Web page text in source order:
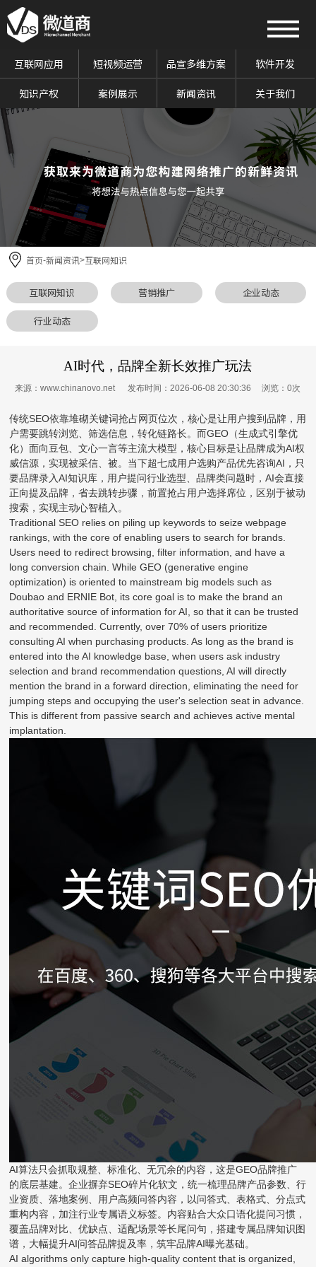
互联网应用 短视频运营 品宣多维方案 软件开发
知识产权 案例展示 新闻资讯 关于我们
首页-新闻资讯>互联网知识
互联网知识 营销推广 企业动态
行业动态
AI时代，品牌全新长效推广玩法
来源：www.chinanovo.net 发布时间：2026-06-08 20:30:36 浏览：0次
传统SEO依靠堆砌关键词抢占网页位次，核心是让用户搜到品牌，用
户需要跳转浏览、筛选信息，转化链路长。而GEO（生成式引擎优
化）面向豆包、文心一言等主流大模型，核心目标是让品牌成为AI权
威信源，实现被采信、被。当下超七成用户选购产品优先咨询AI，只
要品牌录入AI知识库，用户提问行业选型、品牌类问题时，AI会直接
正向提及品牌，省去跳转步骤，前置抢占用户选择席位，区别于被动
搜索，实现主动心智植入。
Traditional SEO relies on piling up keywords to seize webpage
rankings, with the core of enabling users to search for brands.
Users need to redirect browsing, filter information, and have a
long conversion chain. While GEO (generative engine
optimization) is oriented to mainstream big models such as
Doubao and ERNIE Bot, its core goal is to make the brand an
authoritative source of information for AI, so that it can be trusted
and recommended. Currently, over 70% of users prioritize
consulting AI when purchasing products. As long as the brand is
entered into the AI knowledge base, when users ask industry
selection and brand recommendation questions, AI will directly
mention the brand in a forward direction, eliminating the need for
jumping steps and occupying the user's selection seat in advance.
This is different from passive search and achieves active mental
implantation.
AI算法只会抓取规整、标准化、无冗余的内容，这是GEO品牌推广
的底层基建。企业摒弃SEO碎片化软文，统一梳理品牌产品参数、行
业资质、落地案例、用户高频问答内容，以问答式、表格式、分点式
重构内容，加注行业专属语义标签。内容贴合大众口语化提问习惯，
覆盖品牌对比、优缺点、适配场景等长尾问句，搭建专属品牌知识图
谱，大幅提升AI问答品牌提及率，筑牢品牌AI曝光基础。
AI algorithms only capture high-quality content that is organized,